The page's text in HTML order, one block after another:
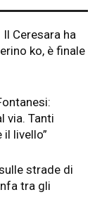
Ceresara ha
ko, è finale
via. Tanti
livello”
strade di
tra gli